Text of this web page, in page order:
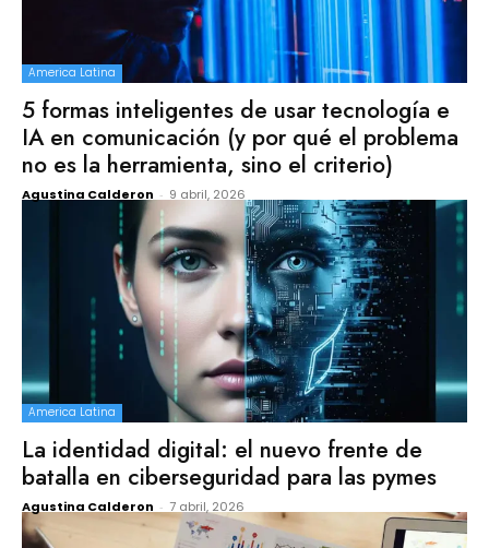
America Latina
5 formas inteligentes de usar tecnología e
IA en comunicación (y por qué el problema
no es la herramienta, sino el criterio)
Agustina Calderon - 9 abril, 2026
America Latina
La identidad digital: el nuevo frente de
batalla en ciberseguridad para las pymes
Agustina Calderon - 7 abril, 2026